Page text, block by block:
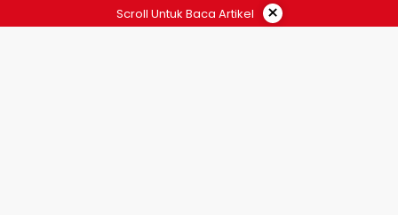
Scroll Untuk Baca Artikel ×